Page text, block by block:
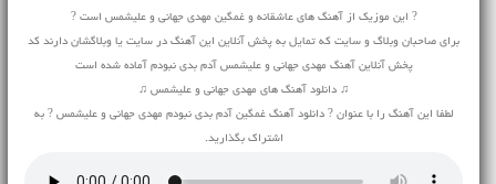
? این موزیک از آهنگ های عاشقانه و غمگین مهدی جهانی و علیشمس است ?
برای صاحبان وبلاگ و سایت که تمایل به پخش آنلاین این آهنگ در سایت یا وبلاگشان دارند کد
پخش آنلاین آهنگ مهدی جهانی و علیشمس آدم بدی نبودم آماده شده است
♫ دانلود آهنگ های مهدی جهانی و علیشمس ♫
لطفا این آهنگ را با عنوان ? دانلود آهنگ غمگین آدم بدی نبودم مهدی جهانی و علیشمس ? به
اشتراک بگذارید.